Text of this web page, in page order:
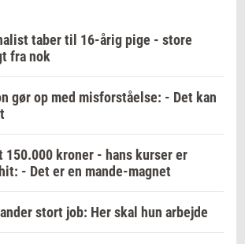
taber til 16-årig pige - store
fra nok
gør op med misforståelse: - Det kan
150.000 kroner - hans kurser er
- Det er en mande-magnet
stort job: Her skal hun arbejde